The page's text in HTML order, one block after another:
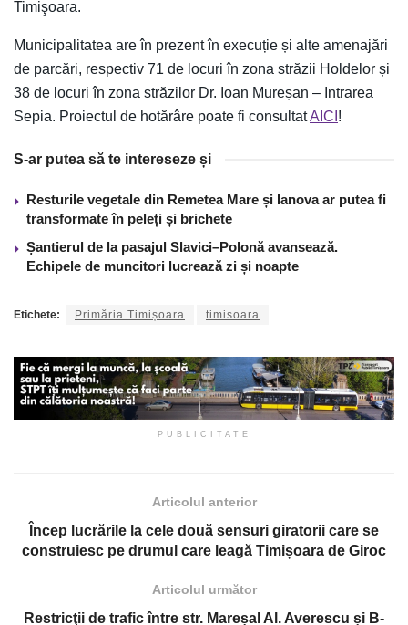
Timişoara.
Municipalitatea are în prezent în execuție și alte amenajări
de parcări, respectiv 71 de locuri în zona străzii Holdelor și
38 de locuri în zona străzilor Dr. Ioan Mureșan – Intrarea
Sepia. Proiectul de hotărâre poate fi consultatAICI !
S-ar putea să te intereseze și
Resturile vegetale din Remetea Mare și Ianova ar putea fi
transformate în peleți și brichete
Șantierul de la pasajul Slavici–Polonă avansează.
Echipele de muncitori lucrează zi și noapte
Etichete: Primăria Timișoara timisoara
PUBLICITATE
Articolul anterior
Încep lucrările la cele două sensuri giratorii care se
construiesc pe drumul care leagă Timișoara de Giroc
Articolul următor
Restricţii de trafic între str. Mareșal Al. Averescu și B-